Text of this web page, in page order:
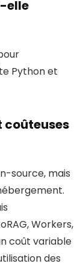
elle
Python et
coûteuses
source, mais
Workers,
coût variable
des